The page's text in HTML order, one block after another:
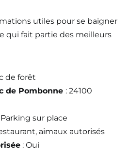
utiles pour se baigner
qui fait partie des meilleurs
de forêt
de Pombonne : 24100
Parking sur place
aimaux autorisés
: Oui